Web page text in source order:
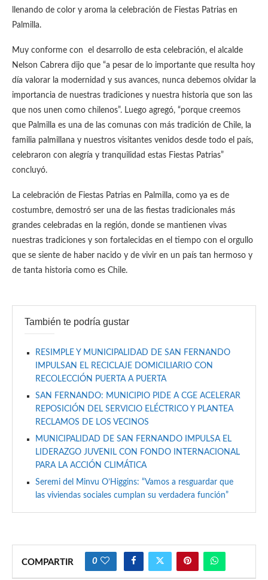
llenando de color y aroma la celebración de Fiestas Patrias en
Palmilla.
Muy conforme con el desarrollo de esta celebración, el alcalde
Nelson Cabrera dijo que “a pesar de lo importante que resulta hoy
día valorar la modernidad y sus avances, nunca debemos olvidar la
importancia de nuestras tradiciones y nuestra historia que son las
que nos unen como chilenos”. Luego agregó, “porque creemos
que Palmilla es una de las comunas con más tradición de Chile, la
familia palmillana y nuestros visitantes venidos desde todo el país,
celebraron con alegría y tranquilidad estas Fiestas Patrias”
concluyó.
La celebración de Fiestas Patrias en Palmilla, como ya es de
costumbre, demostró ser una de las fiestas tradicionales más
grandes celebradas en la región, donde se mantienen vivas
nuestras tradiciones y son fortalecidas en el tiempo con el orgullo
que se siente de haber nacido y de vivir en un país tan hermoso y
de tanta historia como es Chile.
También te podría gustar
RESIMPLE Y MUNICIPALIDAD DE SAN FERNANDO
IMPULSAN EL RECICLAJE DOMICILIARIO CON
RECOLECCIÓN PUERTA A PUERTA
SAN FERNANDO: MUNICIPIO PIDE A CGE ACELERAR
REPOSICIÓN DEL SERVICIO ELÉCTRICO Y PLANTEA
RECLAMOS DE LOS VECINOS
MUNICIPALIDAD DE SAN FERNANDO IMPULSA EL
LIDERAZGO JUVENIL CON FONDO INTERNACIONAL
PARA LA ACCIÓN CLIMÁTICA
Seremi del Minvu O’Higgins: “Vamos a resguardar que
las viviendas sociales cumplan su verdadera función”
COMPARTIR 0